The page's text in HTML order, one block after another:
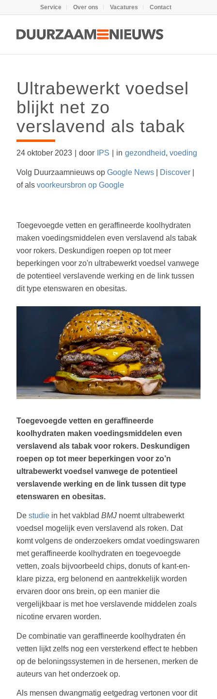
Service Over ons Vacatures Contact
Ultrabewerkt voedsel
blijkt net zo
verslavend als tabak
24 oktober 2023 door IPS in gezondheid, voeding
Volg Duurzaamnieuws op Google News| Discover|
of als voorkeursbron op Google
Toegevoegde vetten en geraffineerde koolhydraten
maken voedingsmiddelen even verslavend als tabak
voor rokers. Deskundigen roepen op tot meer
beperkingen voor zo'n ultrabewerkt voedsel vanwege
de potentieel verslavende werking en de link tussen
dit type etenswaren en obesitas.
Toegevoegde vetten en geraffineerde
koolhydraten maken voedingsmiddelen even
verslavend als tabak voor rokers. Deskundigen
roepen op tot meer beperkingen voor zo’n
ultrabewerkt voedsel vanwege de potentieel
verslavende werking en de link tussen dit type
etenswaren en obesitas.
De studiein het vakblad BMJnoemt ultrabewerkt
voedsel mogelijk even verslavend als roken. Dat
komt volgens de onderzoekers omdat voedingswaren
met geraffineerde koolhydraten en toegevoegde
vetten, zoals bijvoorbeeld chips, donuts of kant-en-
klare pizza, erg belonend en aantrekkelijk worden
ervaren door ons brein, op een manier die
vergelijkbaar is met hoe verslavende middelen zoals
nicotine ervaren worden.
De combinatie van geraffineerde koolhydraten én
vetten lijkt zelfs nog een versterkend effect te hebben
op de beloningssystemen in de hersenen, merken de
auteurs van het onderzoek op.
Als mensen dwangmatig eetgedrag vertonen voor dit